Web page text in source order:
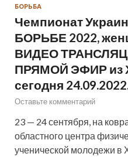
БОРЬБА
Чемпионат
БОРЬБЕ 2022,
ВИДЕО
ПРЯМОЙ ЭФИР из
сегодня
Оставьте комментарий
23 — 24 сентября, на
областного центра
ученической молодежи в